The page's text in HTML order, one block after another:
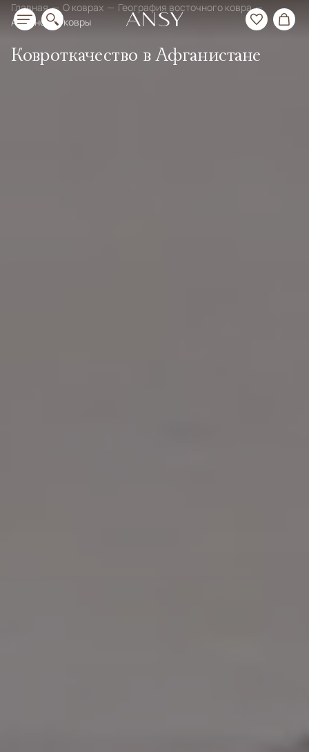
Главная О коврах
География восточного ковра
Афганские ковры
Ковроткачество в Афганистане